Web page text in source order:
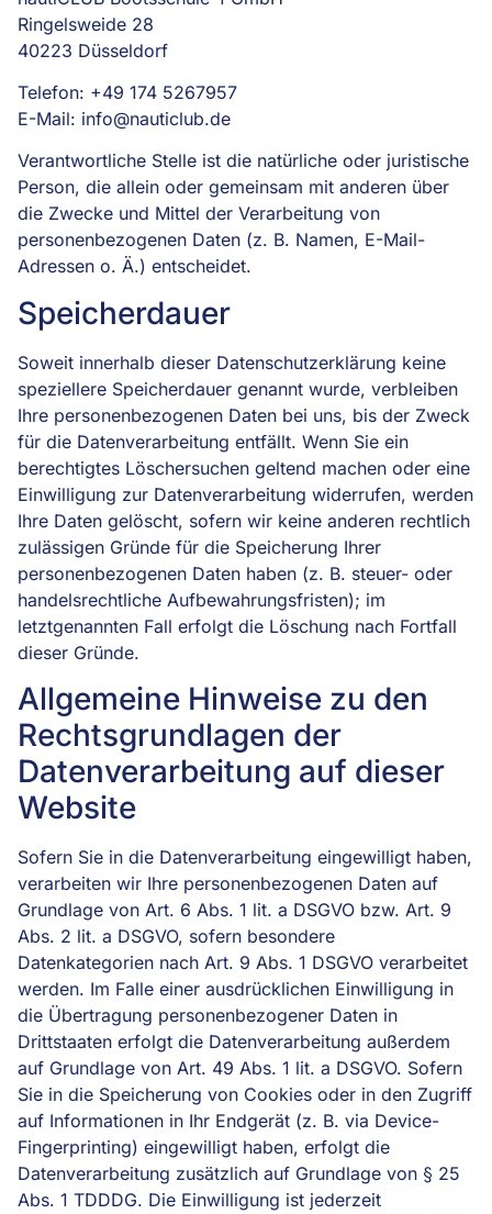
Ringelsweide 28
40223 Düsseldorf
Telefon: +49 174 5267957
E-Mail: info@nauticlub.de
Verantwortliche Stelle ist die natürliche oder juristische
Person, die allein oder gemeinsam mit anderen über
die Zwecke und Mittel der Verarbeitung von
personenbezogenen Daten (z. B. Namen, E-Mail-
Adressen o. Ä.) entscheidet.
Speicherdauer
Soweit innerhalb dieser Datenschutzerklärung keine
speziellere Speicherdauer genannt wurde, verbleiben
Ihre personenbezogenen Daten bei uns, bis der Zweck
für die Datenverarbeitung entfällt. Wenn Sie ein
berechtigtes Löschersuchen geltend machen oder eine
Einwilligung zur Datenverarbeitung widerrufen, werden
Ihre Daten gelöscht, sofern wir keine anderen rechtlich
zulässigen Gründe für die Speicherung Ihrer
personenbezogenen Daten haben (z. B. steuer- oder
handelsrechtliche Aufbewahrungsfristen); im
letztgenannten Fall erfolgt die Löschung nach Fortfall
dieser Gründe.
Allgemeine Hinweise zu den
Rechtsgrundlagen der
Datenverarbeitung auf dieser
Website
Sofern Sie in die Datenverarbeitung eingewilligt haben,
verarbeiten wir Ihre personenbezogenen Daten auf
Grundlage von Art. 6 Abs. 1 lit. a DSGVO bzw. Art. 9
Abs. 2 lit. a DSGVO, sofern besondere
Datenkategorien nach Art. 9 Abs. 1 DSGVO verarbeitet
werden. Im Falle einer ausdrücklichen Einwilligung in
die Übertragung personenbezogener Daten in
Drittstaaten erfolgt die Datenverarbeitung außerdem
auf Grundlage von Art. 49 Abs. 1 lit. a DSGVO. Sofern
Sie in die Speicherung von Cookies oder in den Zugriff
auf Informationen in Ihr Endgerät (z. B. via Device-
Fingerprinting) eingewilligt haben, erfolgt die
Datenverarbeitung zusätzlich auf Grundlage von § 25
Abs. 1 TDDDG. Die Einwilligung ist jederzeit